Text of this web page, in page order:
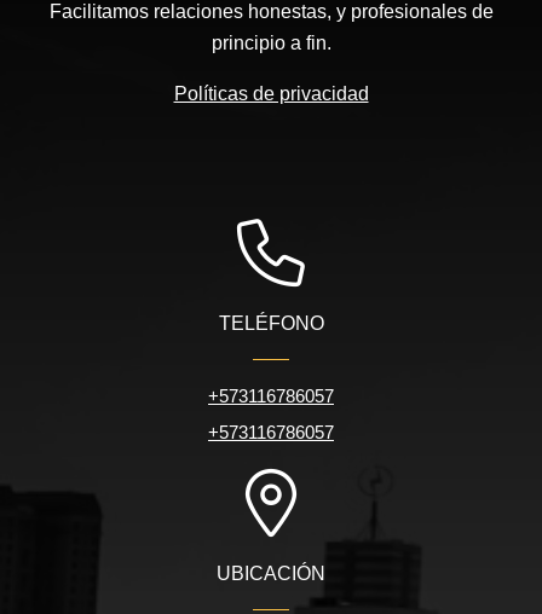
Facilitamos relaciones honestas, y profesionales de
principio a fin.
Políticas de privacidad
TELÉFONO
+573116786057
+573116786057
UBICACIÓN